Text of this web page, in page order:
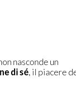
nasconde un
di sé, il piacere